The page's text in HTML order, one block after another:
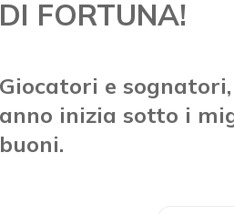
DI FORTUNA!
Giocatori e
anno inizia sotto i
buoni.